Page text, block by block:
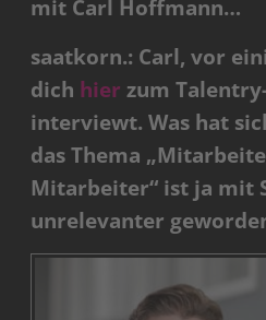
mit Carl Hoffmann…
saatkorn.: Carl, vor
dich hier zum
interviewt. Was hat
das Thema
Mitarbeiter“ ist ja mit
unrelevanter